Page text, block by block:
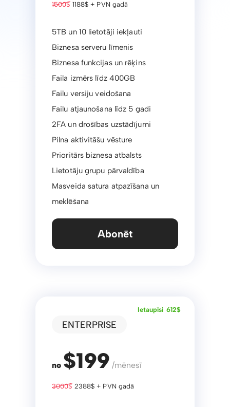
1500$1188$ + PVN gadā
5TB un 10 lietotāji iekļauti
Biznesa serveru līmenis
Biznesa funkcijas un rēķins
Faila izmērs līdz 400GB
Failu versiju veidošana
Failu atjaunošana līdz 5 gadi
2FA un drošības uzstādījumi
Pilna aktivitāšu vēsture
Prioritārs biznesa atbalsts
Lietotāju grupu pārvaldība
Masveida satura atpazīšana un
meklēšana
Abonēt
Ietaupīsi 612$
ENTERPRISE
no $199 /mēnesī
3000$2388$ + PVN gadā